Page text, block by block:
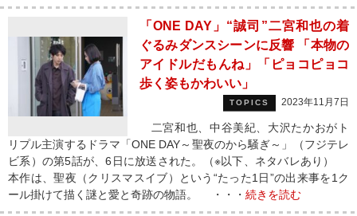
「ONE DAY」“誠司”二宮和也の着
ぐるみダンスシーンに反響 「本物の
アイドルだもんね」「ピョコピョコ
歩く姿もかわいい」
TOPICS 2023年11月7日
二宮和也、中谷美紀、大沢たかおがト
リプル主演するドラマ「ONE DAY～聖夜のから騒ぎ～」（フジテレ
ビ系）の第5話が、6日に放送された。（※以下、ネタバレあり）
本作は、聖夜（クリスマスイブ）という“たった1日”の出来事を1ク
ール掛けて描く謎と愛と奇跡の物語。 ・・・ 続きを読む